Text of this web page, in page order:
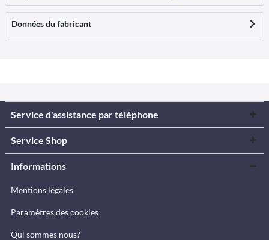
Données du fabricant
Service d'assistance par téléphone
Service Shop
Informations
Mentions légales
Paramètres des cookies
Qui sommes nous?